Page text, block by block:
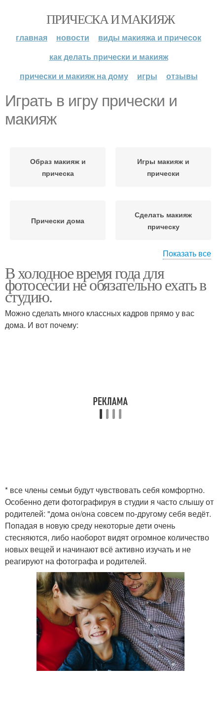
ПРИЧЕСКА И МАКИЯЖ
главная новости
виды макияжа и причесок
как делать прически и макияж
прически и макияж на дому
игры отзывы
Играть в игру прически и
макияж
Образ макияж и
прическа
Игры макияж и
прически
Прически дома
Сделать макияж
прическу
салоне
Макияж под прическу
Стилист по прическам и
макияж
прическа
Показать все
В холодное время года для
фотосесии не обязательно ехать в
студию.
Можно сделать много классных кадров прямо у вас
дома. И вот почему:
* все члены семьи будут чувствовать себя комфортно.
Особенно дети фотографируя в студии я часто слышу от
родителей: "дома он/она совсем по-другому себя ведёт.
Попадая в новую среду некоторые дети очень
стесняются, либо наоборот видят огромное количество
новых вещей и начинают всё активно изучать и не
реагируют на фотографа и родителей.